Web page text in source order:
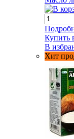
Купить
В
Хит